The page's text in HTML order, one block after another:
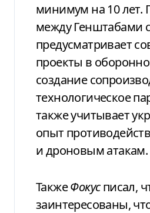
минимум на 10 лет.
между Генштабами
предусматривает
проекты в
создание
технологическое
также учитывает
опыт
и дроновым атакам.
ТакжеФокусписал,
заинтересованы,